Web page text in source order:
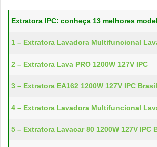
Extratora IPC: conheça 13 melhores
1 – Extratora Lavadora Multifuncional
2 – Extratora Lava PRO 1200W 127V IPC
3 – Extratora EA162 1200W 127V IPC Brasil
4 – Extratora Lavadora Multifuncional
5 – Extratora Lavacar 80 1200W 127V IPC